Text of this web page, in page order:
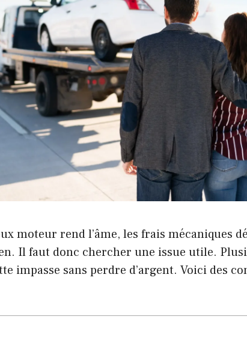
moteur rend l’âme, les frais mécaniques
Il faut donc chercher une issue utile.
impasse sans perdre d’argent. Voici des